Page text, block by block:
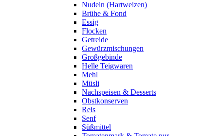
Nudeln (Hartweizen)
Brühe & Fond
Essig
Flocken
Getreide
Gewürzmischungen
Großgebinde
Helle Teigwaren
Mehl
Müsli
Nachspeisen & Desserts
Obstkonserven
Reis
Senf
Süßmittel